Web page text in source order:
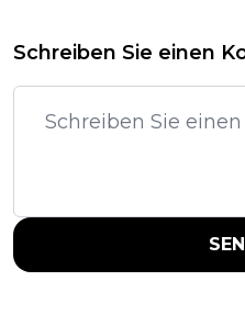
Schreiben Sie einen